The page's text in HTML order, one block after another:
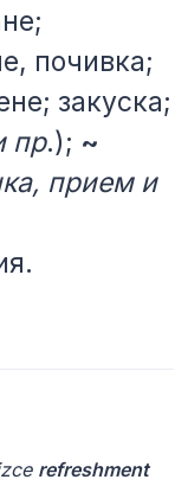
почивка;
закуска;
пр.); ~
прием и
refreshment